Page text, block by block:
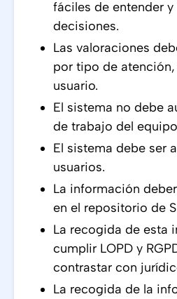
fáciles de entender
decisiones.
Las valoraciones
por tipo de
usuario.
El sistema no debe
de trabajo del
El sistema debe ser
usuarios.
La información
en el repositorio de
La recogida de esta
cumplir LOPD y
contrastar con
La recogida de la